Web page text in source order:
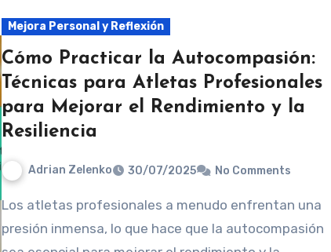
Mejora Personal y Reflexión
Cómo Practicar la Autocompasión:
Técnicas para Atletas Profesionales
para Mejorar el Rendimiento y la
Resiliencia
Adrian Zelenko 30/07/2025 No Comments
Los atletas profesionales a menudo enfrentan una
presión inmensa, lo que hace que la autocompasión